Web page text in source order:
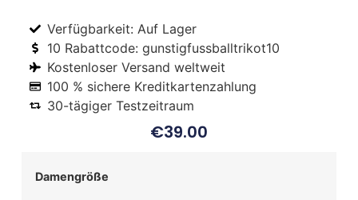
Verfügbarkeit: Auf Lager
10 Rabattcode: gunstigfussballtrikot10
Kostenloser Versand weltweit
100 % sichere Kreditkartenzahlung
30-tägiger Testzeitraum
€39.00
Damengröße